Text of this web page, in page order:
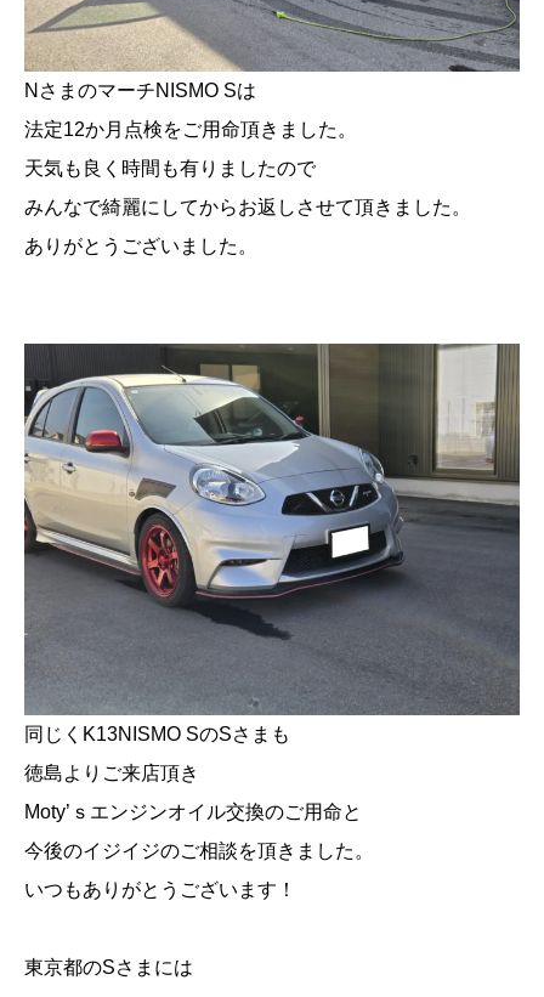
NさまのマーチNISMO Sは
法定12か月点検をご用命頂きました。
天気も良く時間も有りましたので
みんなで綺麗にしてからお返しさせて頂きました。
ありがとうございました。
同じくK13NISMO SのSさまも
徳島よりご来店頂き
Moty’ｓエンジンオイル交換のご用命と
今後のイジイジのご相談を頂きました。
いつもありがとうございます！
東京都のSさまには